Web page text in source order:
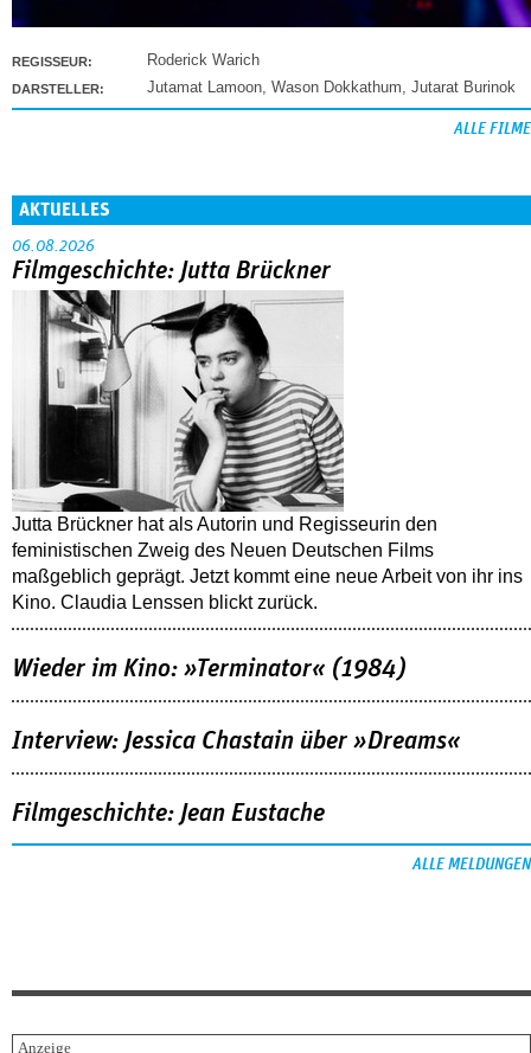
REGISSEUR: Roderick Warich
DARSTELLER: Jutamat Lamoon, Wason Dokkathum, Jutarat Burinok
ALLE FILME
AKTUELLES
06.08.2026
Filmgeschichte: Jutta Brückner
Jutta Brückner hat als Autorin und Regisseurin den
feministischen Zweig des Neuen Deutschen Films
maßgeblich geprägt. Jetzt kommt eine neue Arbeit von ihr ins
Kino. Claudia Lenssen blickt zurück.
Wieder im Kino: »Terminator« (1984)
Interview: Jessica Chastain über »Dreams«
Filmgeschichte: Jean Eustache
ALLE MELDUNGEN